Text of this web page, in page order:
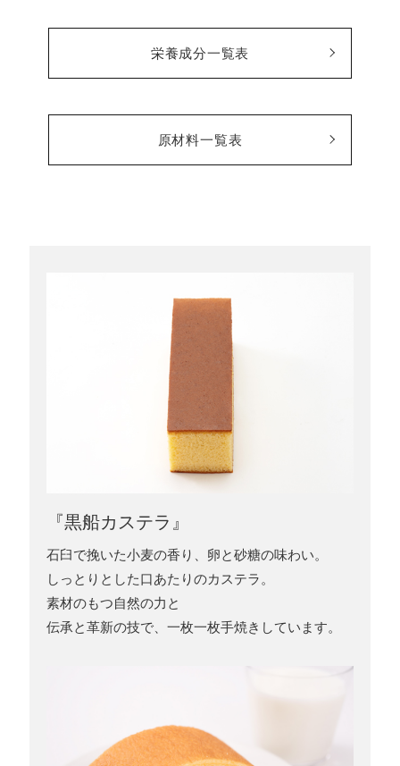
栄養成分一覧表
原材料一覧表
『黒船カステラ』
石臼で挽いた小麦の香り、卵と砂糖の味わい。
しっとりとした口あたりのカステラ。
素材のもつ自然の力と
伝承と革新の技で、一枚一枚手焼きしています。